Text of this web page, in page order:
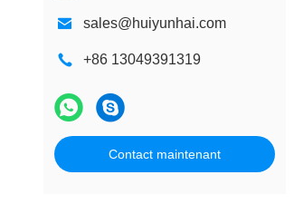
sales@huiyunhai.com
+86 13049391319
Contact maintenant